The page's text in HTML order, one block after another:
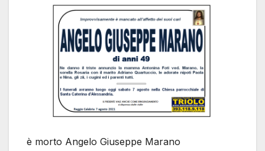
è morto Angelo Giuseppe Marano